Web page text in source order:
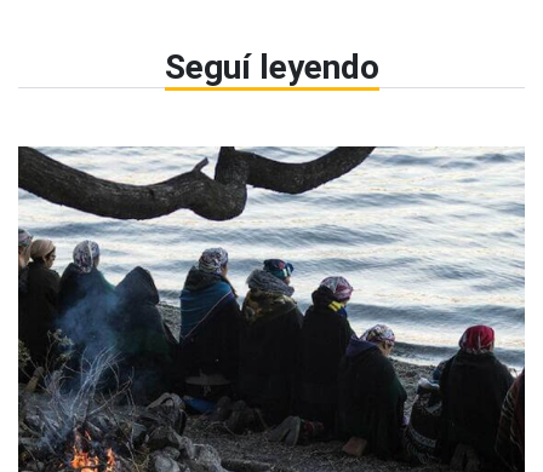
Seguí leyendo